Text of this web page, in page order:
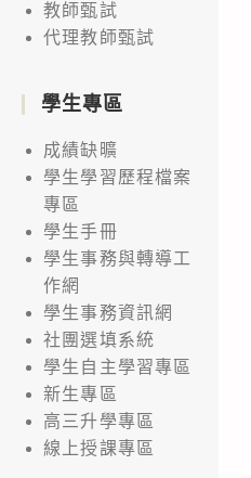
教師甄試
代理教師甄試
學生專區
成績缺曠
學生學習歷程檔案
專區
學生手冊
學生事務與轉導工
作網
學生事務資訊網
社團選填系統
學生自主學習專區
新生專區
高三升學專區
線上授課專區